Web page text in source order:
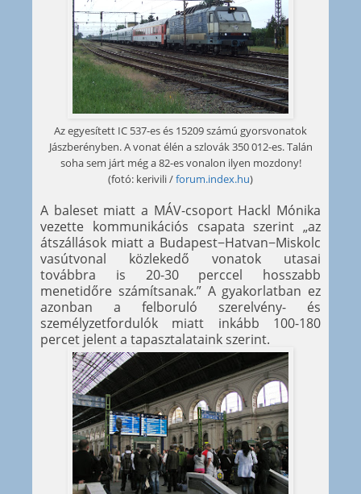
Az egyesített IC 537-es és 15209 számú gyorsvonatok
Jászberényben. A vonat élén a szlovák 350 012-es. Talán
soha sem járt még a 82-es vonalon ilyen mozdony!
(fotó: kerivili /forum.index.hu)
A baleset miatt a MÁV-csoport Hackl Mónika
vezette kommunikációs csapata szerint „az
átszállások miatt a Budapest−Hatvan−Miskolc
vasútvonal közlekedő vonatok utasai
továbbra is 20-30 perccel hosszabb
menetidőre számítsanak.” A gyakorlatban ez
azonban a felboruló szerelvény- és
személyzetfordulók miatt inkább 100-180
percet jelent a tapasztalataink szerint.